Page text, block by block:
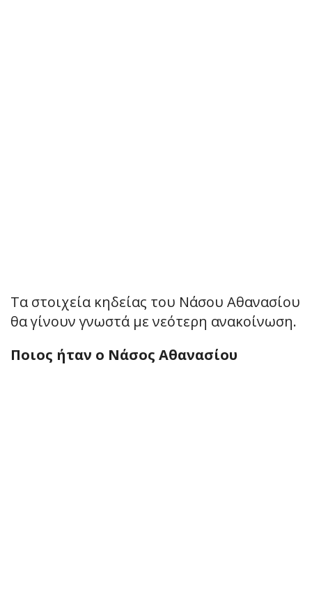
Τα στοιχεία κηδείας του Νάσου Αθανασίου
θα γίνουν γνωστά με νεότερη ανακοίνωση.
Ποιος ήταν ο Νάσος Αθανασίου